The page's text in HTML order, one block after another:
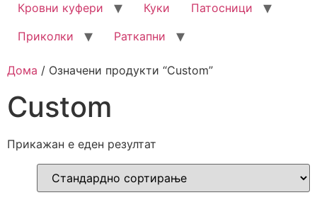
Кровни куфери
Куки
Патосници
Приколки
Раткапни
Дома / Означени продукти “Custom”
Custom
Прикажан е еден резултат